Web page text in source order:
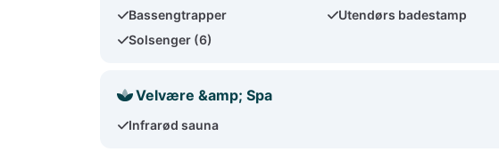
Bassengtrapper Utendørs badestamp
Solsenger (6)
Velvære &amp; Spa
Infrarød sauna